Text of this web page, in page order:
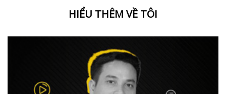
HIỂU THÊM VỀ TÔI